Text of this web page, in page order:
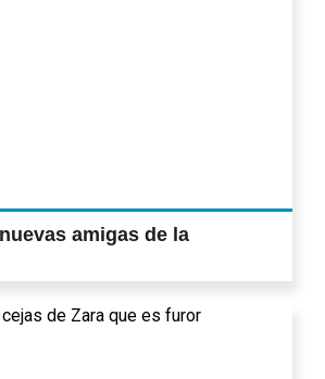
amigas de la